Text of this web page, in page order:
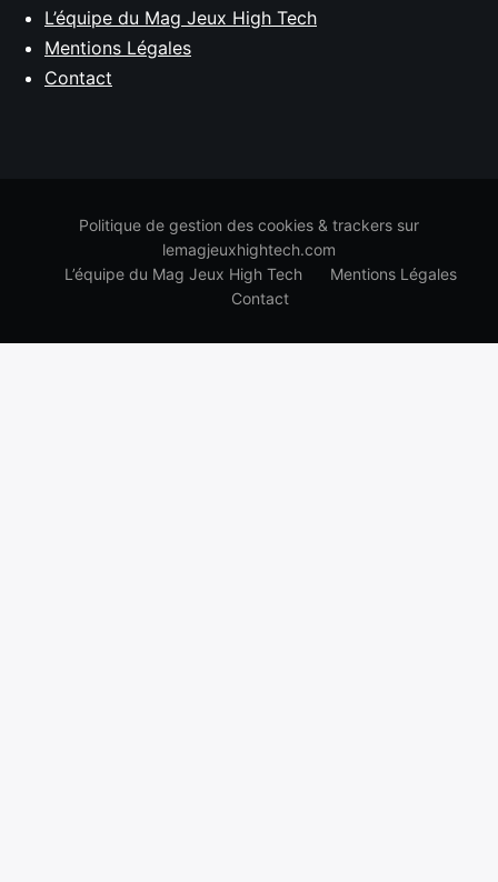
L’équipe du Mag Jeux High Tech
Mentions Légales
Contact
Politique de gestion des cookies & trackers sur
lemagjeuxhightech.com
L’équipe du Mag Jeux High Tech
Mentions Légales
Contact